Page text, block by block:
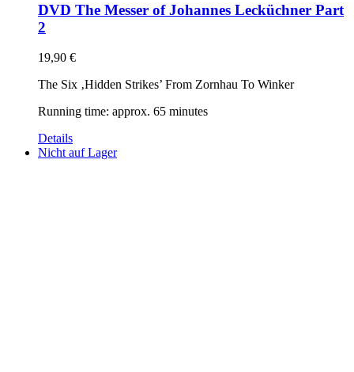
DVD The Messer of Johannes Lecküchner Part
2
19,90 €
The Six ‚Hidden Strikes’ From Zornhau To Winker
Running time: approx. 65 minutes
Details
Nicht auf Lager